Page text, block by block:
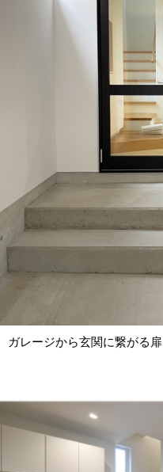
ガレージから玄関に繋がる扉